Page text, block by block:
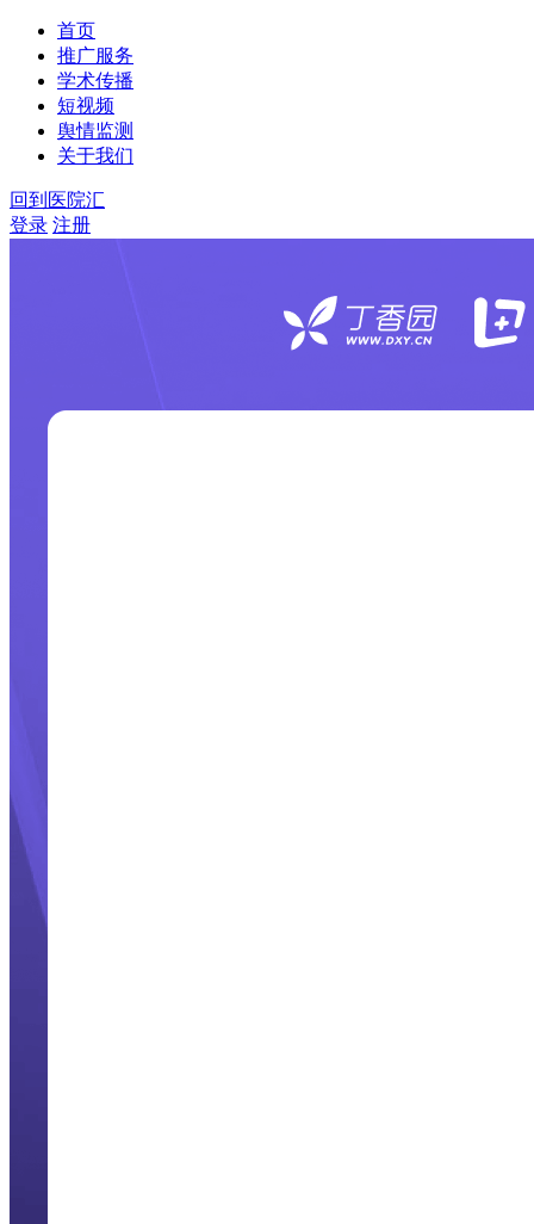
首页
推广服务
学术传播
短视频
舆情监测
关于我们
回到医院汇
登录 注册